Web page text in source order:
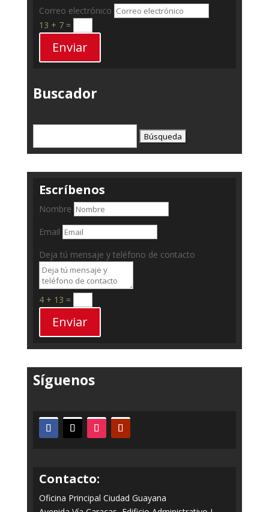
Correo electrónico
13 + 7=
Enviar
Buscador
Escríbenos
Nombre
Email
Deja tú mensaje y teléfono de contacto
4 + 13 =
Enviar
Síguenos
Contacto:
Oficina Principal Ciudad Guayana